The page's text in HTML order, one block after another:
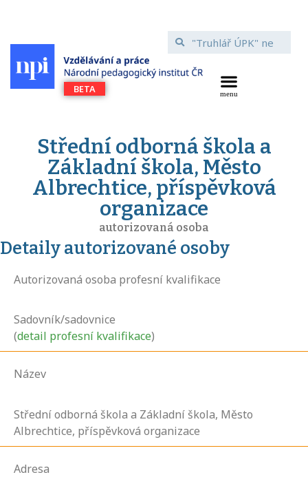
Střední odborná škola a
Základní škola, Město
Albrechtice, příspěvková
organizace
autorizovaná osoba
Detaily autorizované osoby
Autorizovaná osoba profesní kvalifikace
Sadovník/sadovnice
(detail profesní kvalifikace)
Název
Střední odborná škola a Základní škola, Město
Albrechtice, příspěvková organizace
Adresa